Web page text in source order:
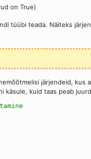
on True)
tüübi teada. Näiteks
järjendeid, kus
käsule, kuid taas peab